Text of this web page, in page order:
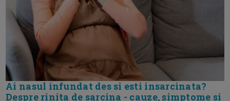
Ai nasul infundat des si esti insarcinata?
Despre rinita de sarcina - cauze, simptome si